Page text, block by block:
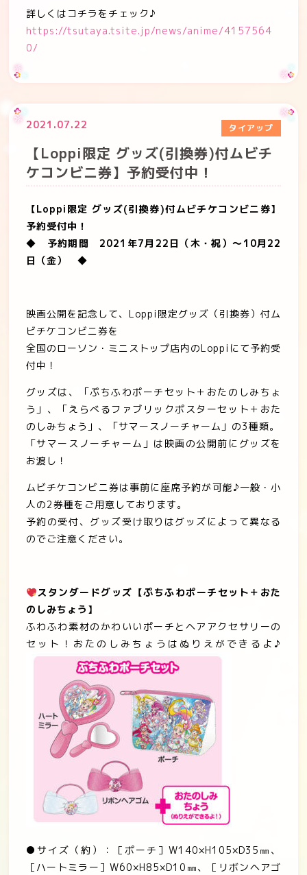
詳しくはコチラをチェック♪
https://tsutaya.tsite.jp/news/anime/4157564
0/
2021.07.22 タイアップ
【Loppi限定 グッズ(引換券)付ムビチ
ケコンビニ券】予約受付中！
【Loppi 限定 グッズ(引換券)付ムビチケコンビニ券】
予約受付中！
◆ 予約期間 2021 年7月 22 日（木・祝）～10月 22
日（金） ◆
映画公開を記念して、 Loppi 限定グッズ（引換券）付ム
ビチケコンビニ券を
全国のローソン・ミニストップ店内のLoppi にて予約受
付中！
グッズは、「ぷちふわポーチセット＋おたのしみちょ
う」、「えらべるファブリックポスターセット＋おた
のしみちょう」、「サマースノーチャーム」の3種類。
「サマースノーチャーム」は映画の公開前にグッズを
お渡し！
ムビチケコンビニ券は事前に座席予約が可能♪一般・小
人の2券種をご用意しております。
予約の受付、グッズ受け取りはグッズによって異なる
のでご注意ください。
スタンダードグッズ 【ぷちふわポーチセット＋おた
のしみちょう】
ふわふわ素材のかわいいポーチとヘアアクセサリーの
セット！おたのしみちょうはぬりえができるよ♪
●サイズ（約）：［ポーチ］W140×H105×D35㎜、
［ハートミラー］W60×H85×D10㎜、［リボンヘアゴ